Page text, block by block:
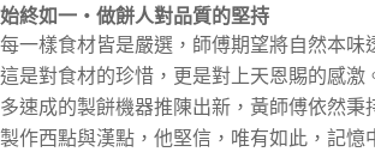
始終如一 ‧ 做餅人對品質的堅持
每一樣食材皆是嚴選，師傅期望將自然本味
這是對食材的珍惜，更是對上天恩賜的感激
多速成的製餅機器推陳出新，黃師傅依然秉
製作西點與漢點，他堅信，唯有如此，記憶